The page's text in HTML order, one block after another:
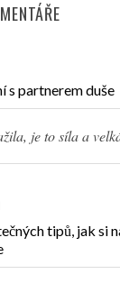
s partnerem duše
je to síla a
tipů, jak si